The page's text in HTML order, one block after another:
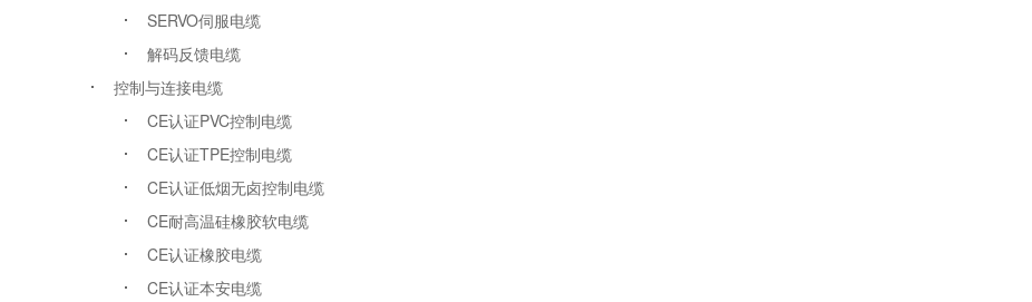
SERVO伺服电缆
解码反馈电缆
控制与连接电缆
CE认证PVC控制电缆
CE认证TPE控制电缆
CE认证低烟无卤控制电缆
CE耐高温硅橡胶软电缆
CE认证橡胶电缆
CE认证本安电缆